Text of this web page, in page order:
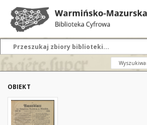
OBIEKT